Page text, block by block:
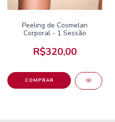
Peeling de Cosmelan
Corporal - 1 Sessão
R$320,00